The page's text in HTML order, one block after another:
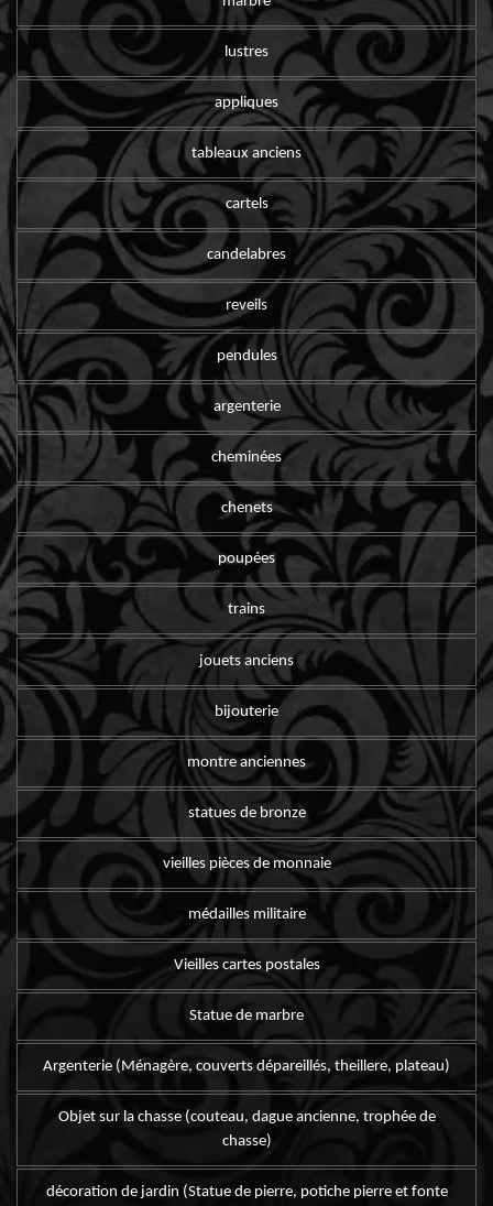
lustres
appliques
tableaux anciens
cartels
candelabres
reveils
pendules
argenterie
cheminées
chenets
poupées
trains
jouets anciens
bijouterie
montre anciennes
statues de bronze
vieilles pièces de monnaie
médailles militaire
Vieilles cartes postales
Statue de marbre
Argenterie (Ménagère, couverts dépareillés, theillere, plateau)
Objet sur la chasse (couteau, dague ancienne, trophée de
chasse)
décoration de jardin (Statue de pierre, potiche pierre et fonte